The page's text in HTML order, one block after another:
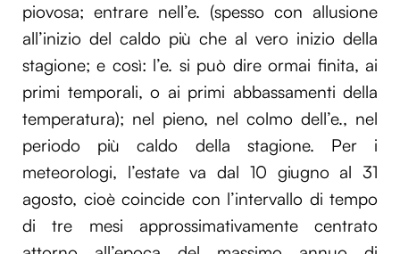
piovosa; entrare nell’e. (spesso con allusione
all’inizio del caldo più che al vero inizio della
stagione; e così: l’e. si può dire ormai finita, ai
primi temporali, o ai primi abbassamenti della
temperatura); nel pieno, nel colmo dell’e., nel
periodo più caldo della stagione. Per i
meteorologi, l’estate va dal 10 giugno al 31
agosto, cioè coincide con l’intervallo di tempo
di tre mesi approssimativamente centrato